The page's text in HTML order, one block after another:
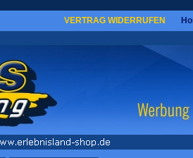
VERTRAG WIDERRUFEN